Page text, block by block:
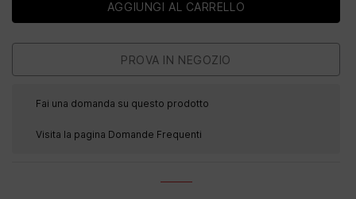
Fai una domanda su questo prodotto
Visita la pagina Domande Frequenti